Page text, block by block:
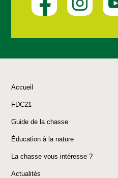
Accueil
FDC21
Guide de la chasse
Éducation à la nature
La chasse vous intéresse ?
Actualités